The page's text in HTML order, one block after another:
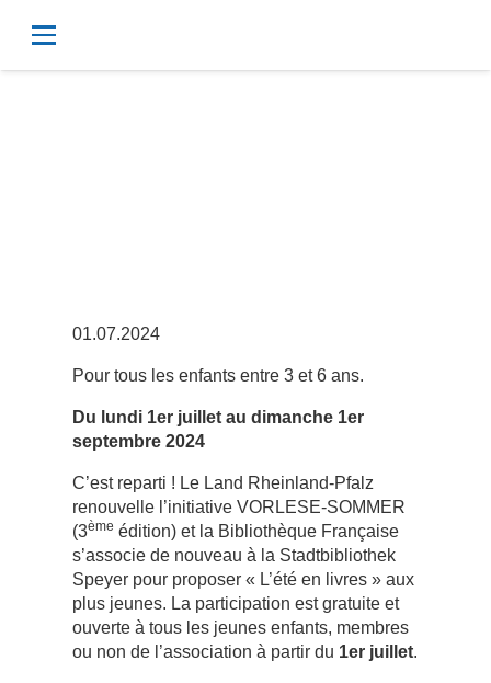
01.07.2024
Pour tous les enfants entre 3 et 6 ans.
Du lundi 1er juillet au dimanche 1er
septembre 2024
C’est reparti ! Le Land Rheinland-Pfalz
renouvelle l’initiative VORLESE-SOMMER
(3ème édition) et la Bibliothèque Française
s’associe de nouveau à la Stadtbibliothek
Speyer pour proposer « L’été en livres » aux
plus jeunes. La participation est gratuite et
ouverte à tous les jeunes enfants, membres
ou non de l’association à partir du 1er juillet.